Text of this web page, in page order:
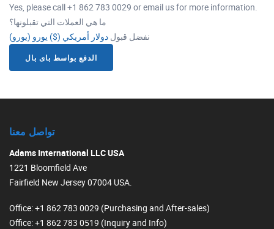
Yes, please call +1 862 783 0029 or email us for more information.
ما هي العملات التي تقبلونها؟
نفضل قبول دولار أمريكي ($) يورو (يورو)
الدفع بواسط باى بال
تواصل معنا
Adams International LLC USA
1221 Bloomfield Ave
Fairfield New Jersey 07004 USA.
Office: +1 862 783 0029 (Purchasing and After-sales)
Office: +1 862 783 0519 (Inquiry and Info)